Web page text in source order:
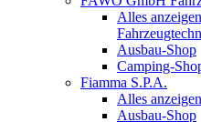
Alles
Ausbau-Shop
Camping-
Fiamma S.P.A.
Alles
Ausbau-Shop